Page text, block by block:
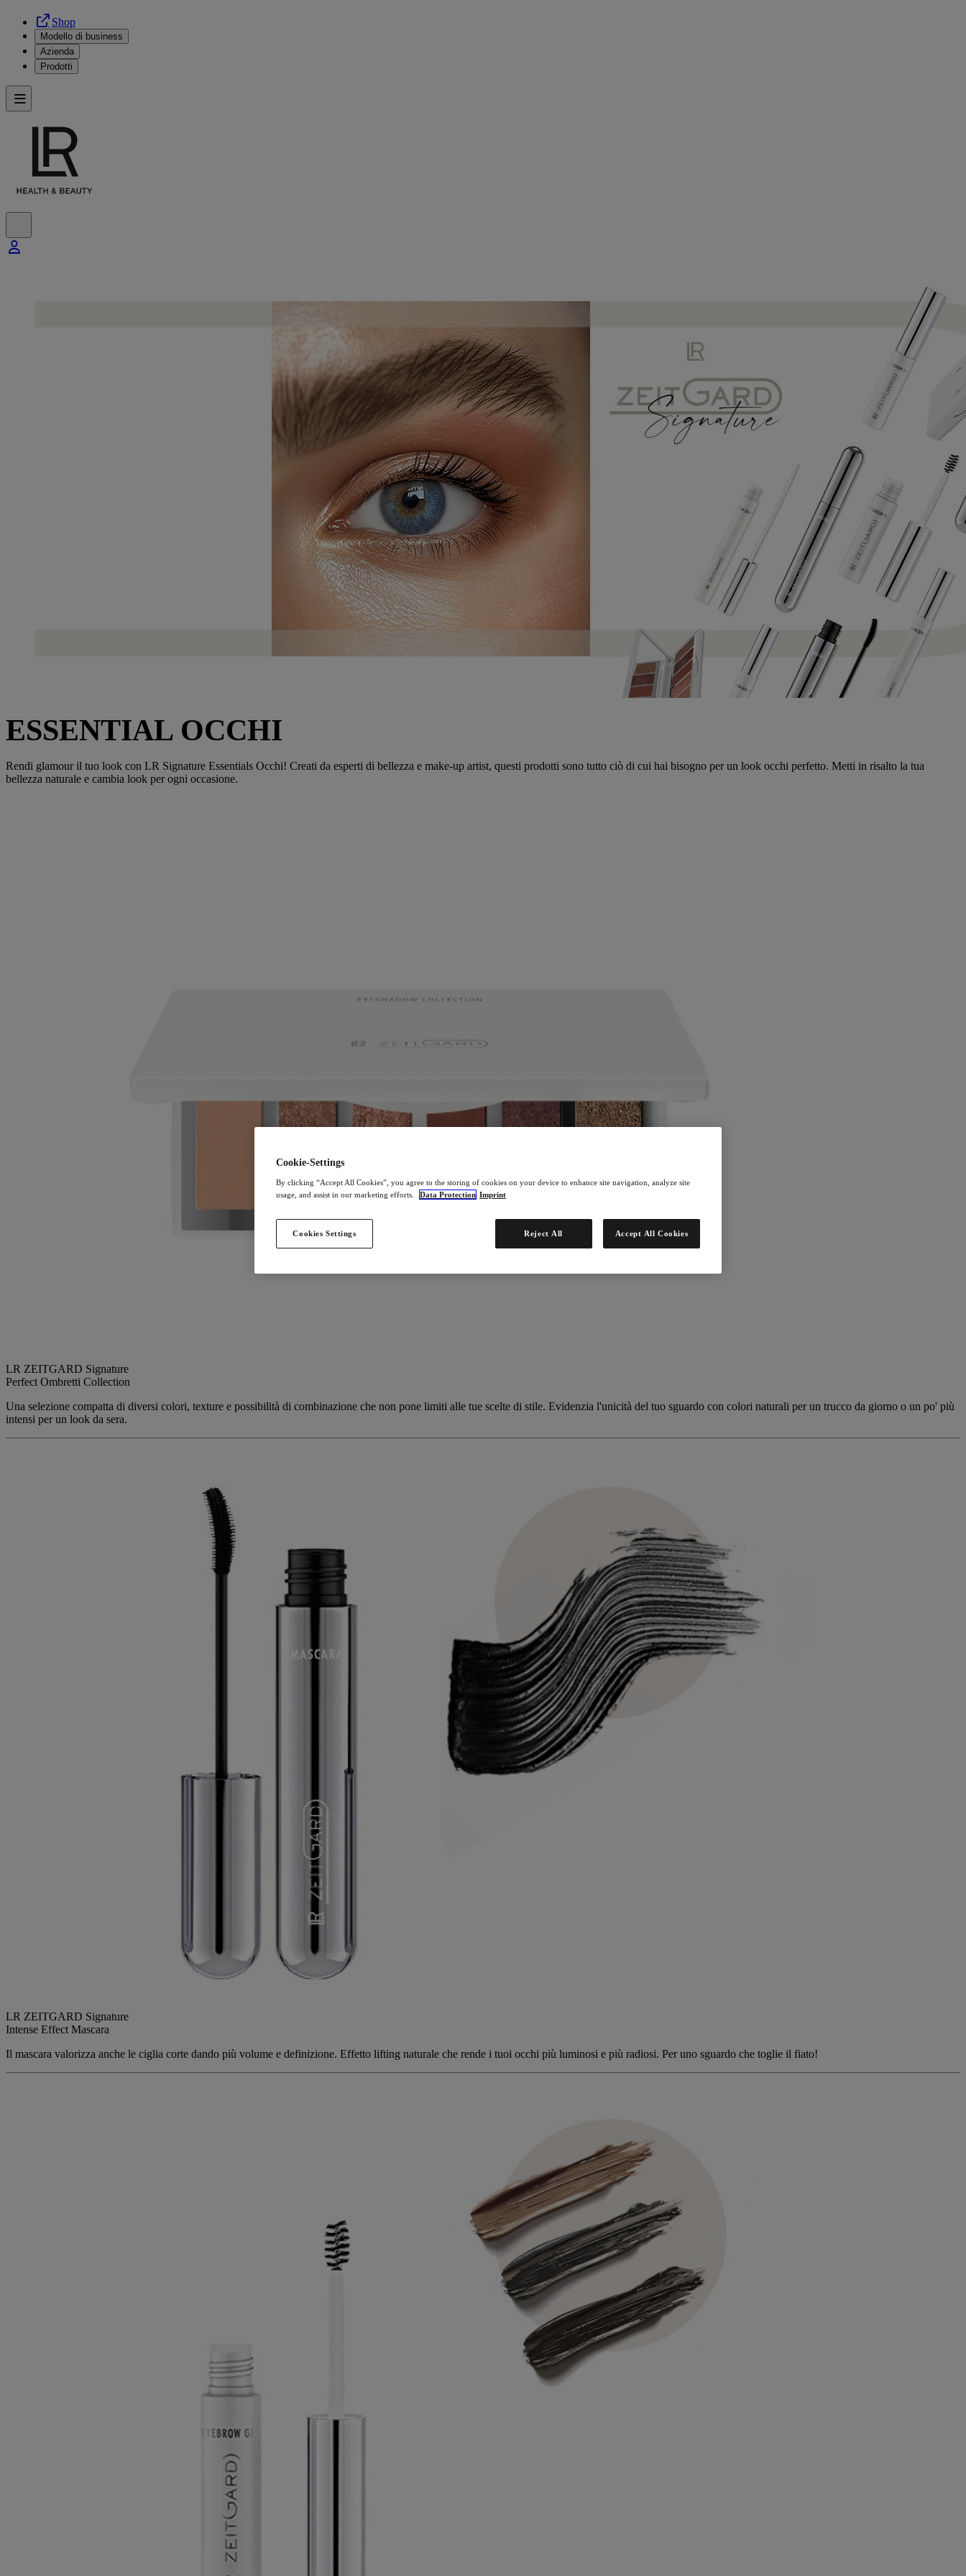
Shop
Modello di business
Azienda
Prodotti
ESSENTIAL OCCHI
Rendi glamour il tuo look con LR Signature Essentials Occhi! Creati da esperti di bellezza e make-up artist, questi prodotti sono tutto ciò di cui hai bisogno per un look occhi perfetto. Metti in risalto la tua
bellezza naturale e cambia look per ogni occasione.
LR ZEITGARD Signature
Perfect Ombretti Collection
Una selezione compatta di diversi colori, texture e possibilità di combinazione che non pone limiti alle tue scelte di stile. Evidenzia l'unicità del tuo sguardo con colori naturali per un trucco da giorno o un po' più
intensi per un look da sera.
LR ZEITGARD Signature
Intense Effect Mascara
Il mascara valorizza anche le ciglia corte dando più volume e definizione. Effetto lifting naturale che rende i tuoi occhi più luminosi e più radiosi. Per uno sguardo che toglie il fiato!
Cookie-Settings
By clicking “Accept All Cookies”, you agree to the storing of cookies on your device to enhance site navigation, analyze site
usage, and assist in our marketing efforts.
Data Protection Imprint
Cookies Settings Reject All Accept All Cookies